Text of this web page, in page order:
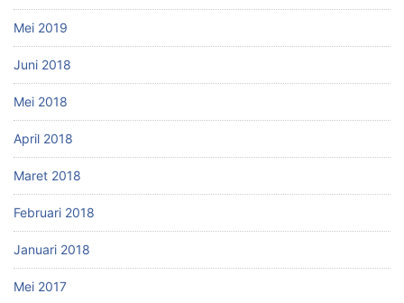
Mei 2019
Juni 2018
Mei 2018
April 2018
Maret 2018
Februari 2018
Januari 2018
Mei 2017